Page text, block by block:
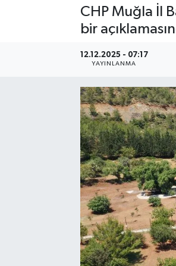
CHP Muğla İl
bir
12.12.2025 - 07:17
YAYINLANMA